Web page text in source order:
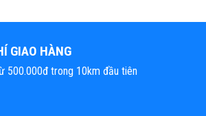
GIAO HÀNG
500.000đ trong 10km đầu tiên